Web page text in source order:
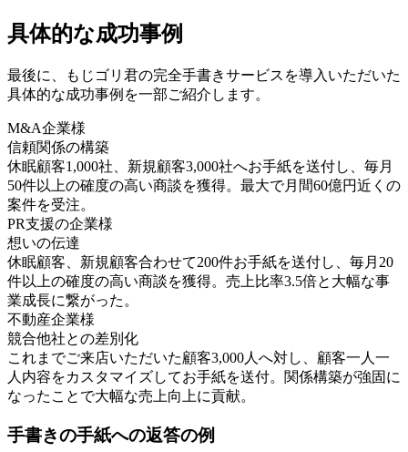
具体的な成功事例
最後に、もじゴリ君の完全手書きサービスを導入いただいた
具体的な成功事例を一部ご紹介します。
M&A企業様
信頼関係の構築
休眠顧客1,000社、新規顧客3,000社へお手紙を送付し、毎月
50件以上の確度の高い商談を獲得。最大で月間60億円近くの
案件を受注。
PR支援の企業様
想いの伝達
休眠顧客、新規顧客合わせて200件お手紙を送付し、毎月20
件以上の確度の高い商談を獲得。売上比率3.5倍と大幅な事
業成長に繋がった。
不動産企業様
競合他社との差別化
これまでご来店いただいた顧客3,000人へ対し、顧客一人一
人内容をカスタマイズしてお手紙を送付。関係構築が強固に
なったことで大幅な売上向上に貢献。
手書きの手紙への返答の例